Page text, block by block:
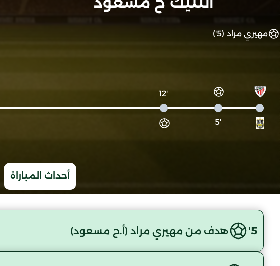
مهيري مراد (5')
'5
'12
أحداث المباراة
5' هدف من مهيري مراد (أ.ح مسعود)